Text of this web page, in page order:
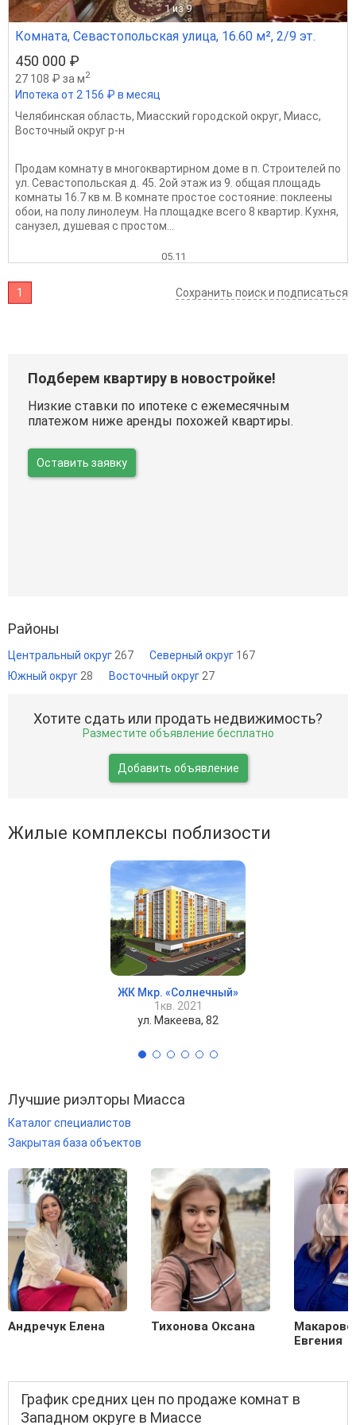
1 из 9
Комната, Севастопольская улица, 16.60 м², 2/9 эт.
450 000 ₽
27 108 ₽ за м2
Ипотека от 2 156 ₽ в месяц
Челябинская область, Миасский городской округ, Миасс,
Восточный округ р-н
Продам комнату в многоквартирном доме в п. Строителей по
ул. Севастопольская д. 45. 2ой этаж из 9. общая площадь
комнаты 16.7 кв м. В комнате простое состояние: поклеены
обои, на полу линолеум. На площадке всего 8 квартир. Кухня,
санузел, душевая с простом...
05.11
1 Сохранить поиск и подписаться
Подберем квартиру в новостройке!
Низкие ставки по ипотеке с ежемесячным
платежом ниже аренды похожей квартиры.
Оставить заявку
Районы
Центральный округ 267 Северный округ 167
Южный округ 28 Восточный округ 27
Хотите сдать или продать недвижимость?
Разместите объявление бесплатно
Добавить объявление
Жилые комплексы поблизости
ЖК Мкр. «Солнечный»
1кв. 2021
ул. Макеева, 82
Лучшие риэлторы Миасса
Каталог специалистов
Закрытая база объектов
Андречук Елена Тихонова Оксана
Евгения
График средних цен по продаже комнат в
Западном округе в Миассе